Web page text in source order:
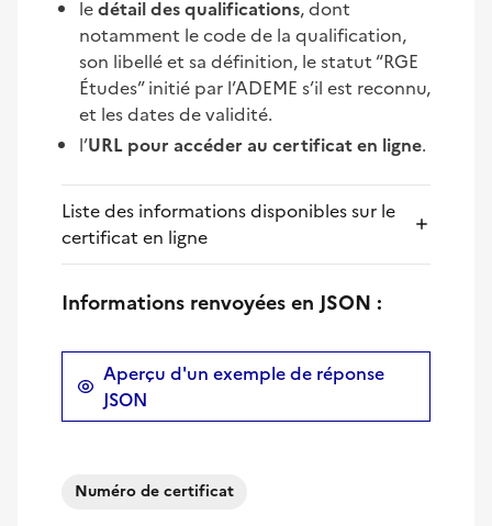
ledétail des qualifications, dont
notamment le code de la qualification,
son libellé et sa définition, le statut “RGE
Études” initié par l’ADEME s’il est reconnu,
et les dates de validité.
l’URL pour accéder au certificat en ligne.
Liste des informations disponibles sur le
certificat en ligne
Informations renvoyées en JSON :
Aperçu d'un exemple de réponse
JSON
Numéro de certificat